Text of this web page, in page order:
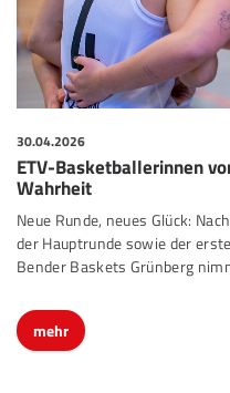
30.04.2026
ETV-Basketballerinnen
Wahrheit
Neue Runde, neues Glück:
der Hauptrunde sowie der
Bender Baskets Grünberg
mehr